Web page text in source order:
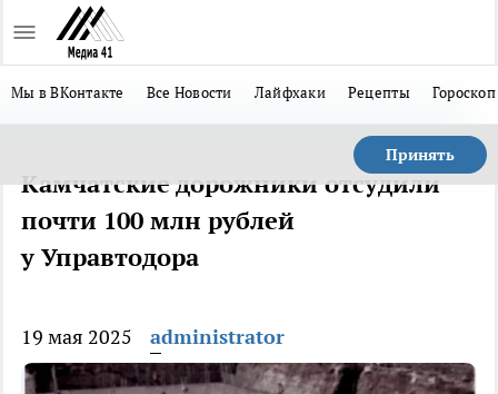
Мы в ВКонтакте Все Новости Лайфхаки Рецепты Гороскоп
Принять
Камчатские дорожники отсудили
почти 100 млн рублей
у Управтодора
19 мая 2025 administrator